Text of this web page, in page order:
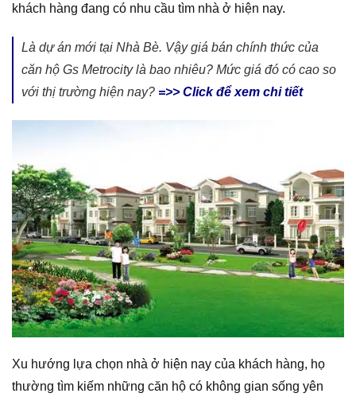
khách hàng đang có nhu cầu tìm nhà ở hiện nay.
Là dự án mới tại Nhà Bè. Vậy giá bán chính thức của
căn hộ Gs Metrocity là bao nhiêu? Mức giá đó có cao so
với thị trường hiện nay? =>> Click để xem chi tiết
Xu hướng lựa chọn nhà ở hiện nay của khách hàng, họ
thường tìm kiếm những căn hộ có không gian sống yên